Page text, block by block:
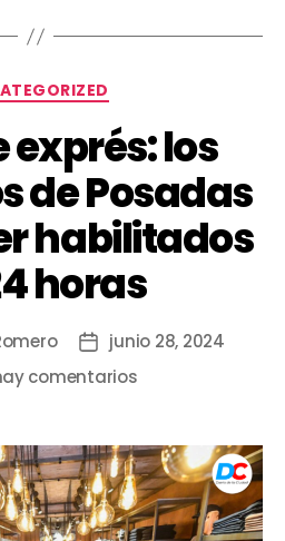
los
de Posadas
habilitados
horas
junio 28, 2024
comentarios